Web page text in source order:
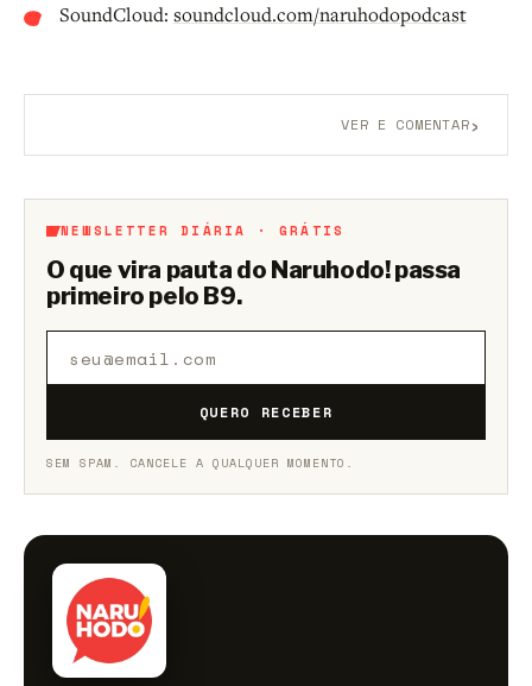
SoundCloud: soundcloud.com/naruhodopodcast
VER E COMENTAR›
NEWSLETTER DIÁRIA · GRÁTIS
O que vira pauta do Naruhodo! passa
primeiro pelo B9.
QUERO RECEBER
SEM SPAM. CANCELE A QUALQUER MOMENTO.